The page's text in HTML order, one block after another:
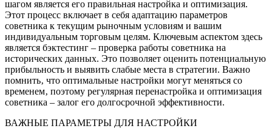
шагом является его правильная настройка и оптимизация.
Этот процесс включает в себя адаптацию параметров
советника к текущим рыночным условиям и вашим
индивидуальным торговым целям. Ключевым аспектом здесь
является бэктестинг – проверка работы советника на
исторических данных. Это позволяет оценить потенциальную
прибыльность и выявить слабые места в стратегии. Важно
помнить‚ что оптимальные настройки могут меняться со
временем‚ поэтому регулярная перенастройка и оптимизация
советника – залог его долгосрочной эффективности.
ВАЖНЫЕ ПАРАМЕТРЫ ДЛЯ НАСТРОЙКИ